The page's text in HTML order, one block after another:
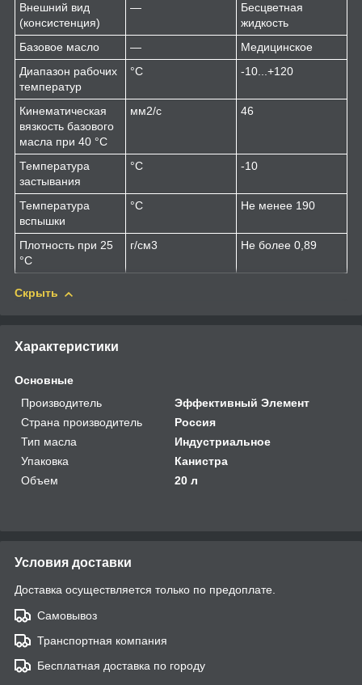
Внешний вид
(консистенция)
—
Бесцветная
жидкость
Базовое масло
—
Медицинское
Диапазон рабочих
температур
°С -10...+120
Кинематическая
вязкость базового
масла при 40 °С
мм2/c 46
Температура
застывания
°С -10
Температура
вспышки
°C Не менее 190
Плотность при 25
°С
г/см3 Не более 0,89
Скрыть
Характеристики
Основные
Производитель
Эффективный Элемент
Страна производитель
Россия
Тип масла
Индустриальное
Упаковка
Канистра
Объем
20 л
Условия доставки
Доставка осуществляется только по предоплате.
Самовывоз
Транспортная компания
Бесплатная доставка по городу